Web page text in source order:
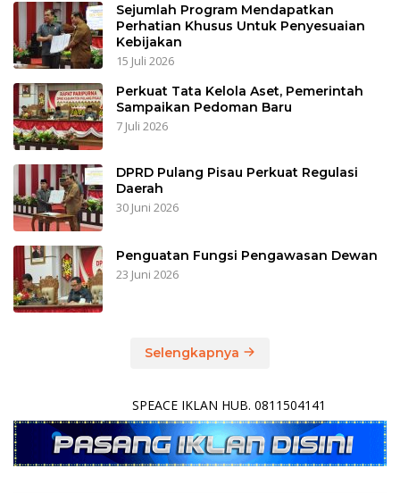
Sejumlah Program Mendapatkan
Perhatian Khusus Untuk Penyesuaian
Kebijakan
15 Juli 2026
Perkuat Tata Kelola Aset, Pemerintah
Sampaikan Pedoman Baru
7 Juli 2026
DPRD Pulang Pisau Perkuat Regulasi
Daerah
30 Juni 2026
Penguatan Fungsi Pengawasan Dewan
23 Juni 2026
Selengkapnya
SPEACE IKLAN HUB. 0811504141